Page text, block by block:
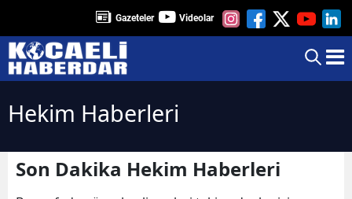
Gazeteler Videolar
Hekim Haberleri
Son Dakika Hekim Haberleri